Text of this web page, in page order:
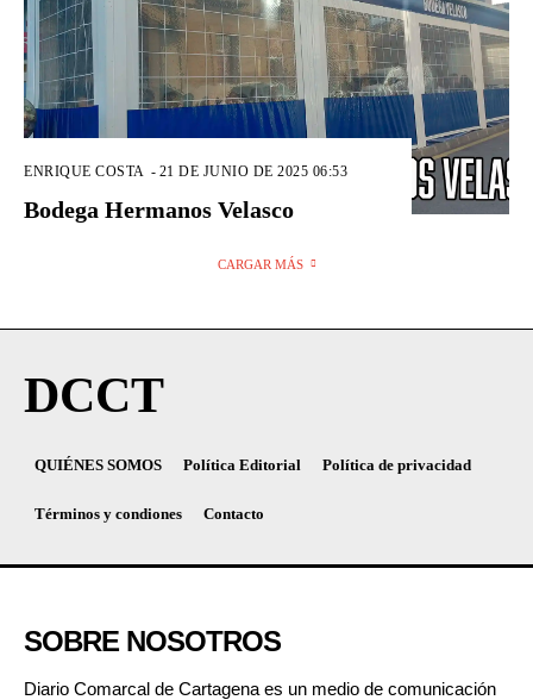
ENRIQUE COSTA - 21 DE JUNIO DE 2025 06:53
Bodega Hermanos Velasco
CARGAR MÁS
DCCT
QUIÉNES SOMOS Política Editorial Política de privacidad
Términos y condiones Contacto
SOBRE NOSOTROS
Diario Comarcal de Cartagena es un medio de comunicación